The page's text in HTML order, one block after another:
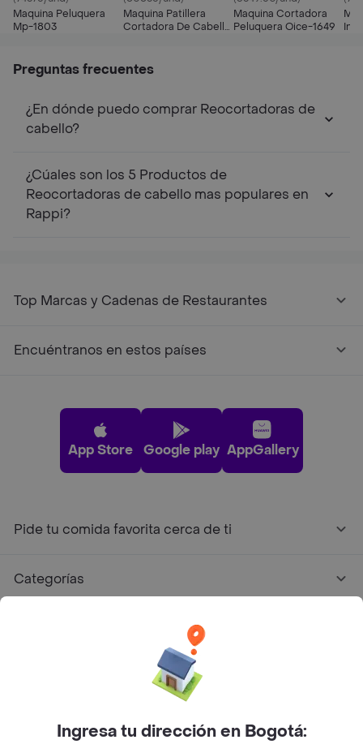
Maquina Peluquera
Mp-1803
Maquina Patillera
Cortadora De Cabello
Maquina Cortadora
Peluquera Oice-1649
Preguntas frecuentes
¿En dónde puedo comprar Reocortadoras de
cabello?
¿Cúales son los 5 Productos de
Reocortadoras de cabello mas populares en
Rappi?
Top Marcas y Cadenas de Restaurantes
Encuéntranos en estos países
App Store Google play AppGallery
Pide tu comida favorita cerca de ti
Categorías
Facebook
Twitter
Instagram
Ingresa tu dirección en Bogotá: